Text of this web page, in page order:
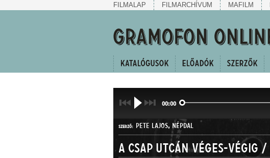
FILMALAP FILMARCHÍVUM MAFILM
00:00
SZERZŐ: PETE LAJOS, NÉPDAL